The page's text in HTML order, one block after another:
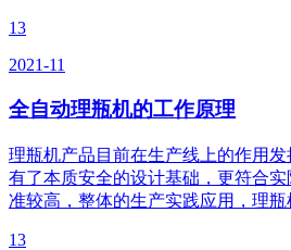
13
2021-11
全自动理瓶机的工作原理
理瓶机产品目前在生产线上的作用
有了本质安全的设计基础，更符合
准较高，整体的生产实践应用，理
13